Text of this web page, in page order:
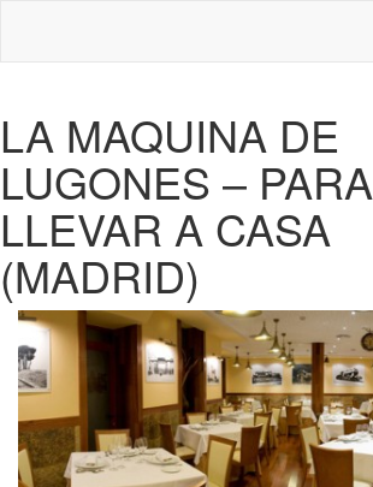
LA MAQUINA DE
LUGONES – PARA
LLEVAR A CASA
(MADRID)